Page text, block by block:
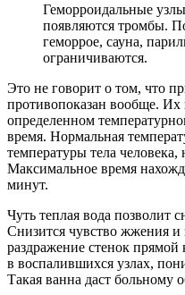
Геморроидальные
появляются тромбы.
геморрое, сауна,
ограничиваются.
Это не говорит о том, что
противопоказан вообще.
определенном
время. Нормальная
температуры тела
Максимальное время
минут.
Чуть теплая вода позволит
Снизится чувство жжения и
раздражение стенок
в воспалившихся узлах,
Такая ванна даст больному